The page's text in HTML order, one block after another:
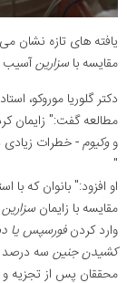
یافته های تازه نشان
مقایسه با سزارینآسیب
دکتر گلوریا موروکو،
مطالعه گفت:" زایمان
ووکیوم- خطرات زیادی
"
او افزود:" بانوان که با
مقایسه با زایمان سزارین
وارد کردنفورسپس یا
کشیدن جنین سه درصد
محققان پس از تجزیه